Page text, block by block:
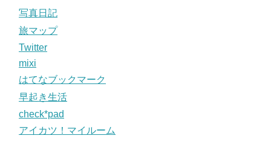
写真日記
旅マップ
Twitter
mixi
はてなブックマーク
早起き生活
check*pad
アイカツ！マイルーム